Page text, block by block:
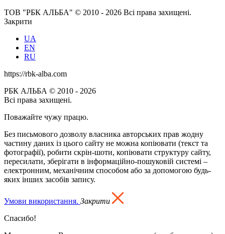
ТОВ "РБК АЛЬБА" © 2010 - 2026 Всі права захищені.
Закрити
UA
EN
RU
https://rbk-alba.com
РБК АЛЬБА © 2010 - 2026
Всі права захищені.
Поважайте чужу працю.
Без письмового дозволу власника авторських прав жодну
частину даних із цього сайту не можна копіювати (текст та
фотографії), робити скрін-шоти, копіювати структуру сайту,
пересилати, зберігати в інформаційно-пошуковій системі –
електронним, механічним способом або за допомогою будь-
яких інших засобів запису.
Умови використання. Закрити
Спасибо!